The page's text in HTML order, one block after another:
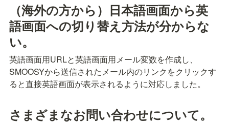
（海外の方から）日本語画面から英
語画面への切り替え方法が分からな
い。
英語画面用URLと英語画面用メール変数を作成し、
SMOOSYから送信されたメール内のリンクをクリックす
ると直接英語画面が表示されるように対応しました。
さまざまなお問い合わせについて。